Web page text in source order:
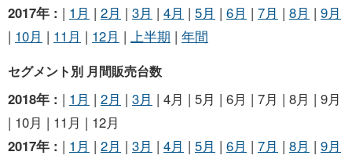
2017年 : | 1月 | 2月 | 3月 | 4月 | 5月 | 6月 | 7月 | 8月 | 9月
| 10月 | 11月 | 12月 | 上半期 | 年間
セグメント別 月間販売台数
2018年 : | 1月 | 2月 | 3月 | 4月 | 5月 | 6月 | 7月 | 8月 | 9月
| 10月 | 11月 | 12月
2017年 : | 1月 | 2月 | 3月 | 4月 | 5月 | 6月 | 7月 | 8月 | 9月